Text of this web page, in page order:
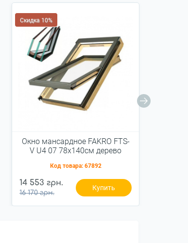
Скидка 10%
Окно мансардное FAKRO FTS-
V U4 07 78x140см дерево
Код товара: 67892
14 553 грн.
16 170 грн.
Купить